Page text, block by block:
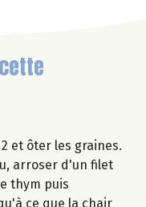
et ôter les graines.
arroser d'un filet
thym puis
ce que la chair